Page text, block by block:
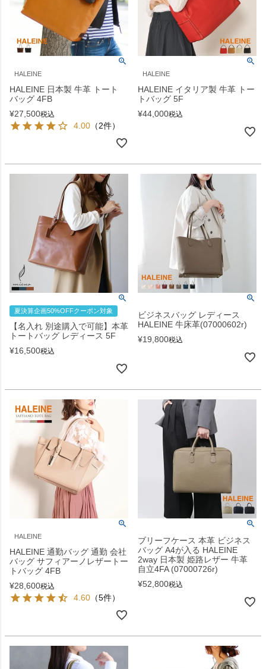
HALEINE
HALEINE 日本製 牛革 トート
バッグ 4FB
¥27,500税込
4.00 （2件）
HALEINE
HALEINE イタリア製 牛革 トー
トバッグ 5F
¥44,000税込
夏決算企画50%OFFクーポン対象
【名入れ 別途購入で可能】本革
トートバッグ レディース 5F
¥16,500税込
ビジネスバッグ レディース
HALEINE 牛床革(07000602r)
¥19,800税込
HALEINE
HALEINE 通勤バッグ 通勤 会社
バッグ サフィアーノレザートー
トバッグ 4FB
¥28,600税込
4.60 （5件）
ブリーフケース 本革 ビジネス
バッグ A4が入る HALEINE
2way 日本製 姫路レザー 牛革
自立4FA (07000726r)
¥52,800税込